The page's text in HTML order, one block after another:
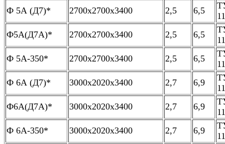
Ф 5А (Д7)*
2700х2700х3400 2,5 6,5
Ф5А(Д7А)*
2700х2700х3400 2,5 6,5
Ф 5А-350*
2700х2700х3400 2,5 6,5
Ф 6А (Д7)*
3000х2020х3400 2,7 6,9
Ф6А(Д7А)*
3000х2020х3400 2,7 6,9
Ф 6А-350*
3000х2020х3400 2,7 6,9